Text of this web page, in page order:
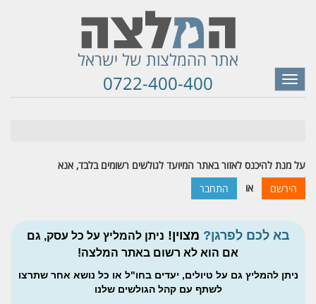
אתר ההמלצות של ישראל
0722-400-400
Toggle
navigation
על מנת להיכנס לאזור באתר המיועד לגולשים רשומים בלבד, אנא
הירשם
או התחבר
בא לכם לפרגן? מצוין! ניתן להמליץ על כל עסק, גם
אם הוא לא רשום באתר המלצה!
ניתן להמליץ גם על טיולים, יעדים בחו"ל או כל נושא אחר שתרצו
לשתף עם קהל הגולשים שלנו